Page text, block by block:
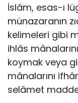
İslâm, esas-ı
münazaranın
kelimeleri gibi
ihlâs
koymak veya
mânalarını
selâmet